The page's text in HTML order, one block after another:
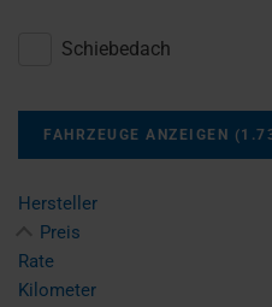
Schiebedach
FAHRZEUGE ANZEIGEN (
Hersteller
Preis
Rate
Kilometer